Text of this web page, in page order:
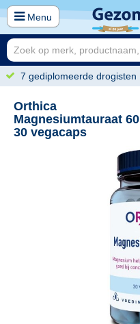
Menu
7 gediplomeerde drogisten
Orthica
Magnesiumtauraat 60
30 vegacaps
13,50